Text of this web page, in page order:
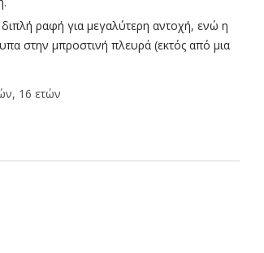
ραφή για μεγαλύτερη αντοχή, ενώ η
στην μπροστινή πλευρά (εκτός από μια
16 ετών